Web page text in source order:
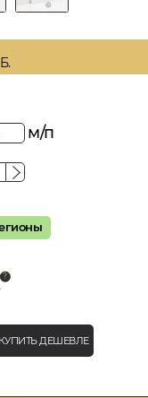
м/п
КУПИТЬ ДЕШЕВЛЕ